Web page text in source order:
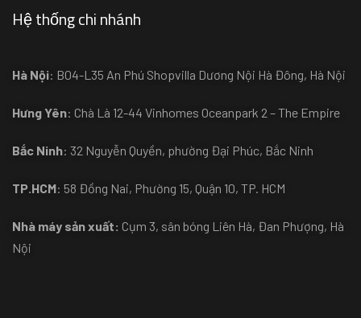
Hệ thống chi nhánh
Hà Nội: B04-L35 An Phú Shopvilla Dương Nội Hà Đông, Hà Nội
Hưng Yên: Chà Là 12-44 Vinhomes Oceanpark 2 – The Empire
Bắc Ninh: 32 Nguyễn Quyền, phường Đại Phúc, Bắc Ninh
TP.HCM: 58 Đồng Nai, Phường 15, Quận 10, TP. HCM
Nhà máy sản xuất: Cụm 3, sân bóng Liên Hà, Đan Phượng, Hà
Nội